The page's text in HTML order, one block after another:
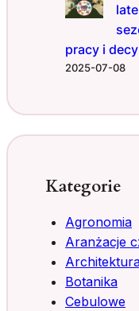
pracy i
2025-07-08
Kategorie
Agronomia
Aranżacje
Botanika
Cebulowe